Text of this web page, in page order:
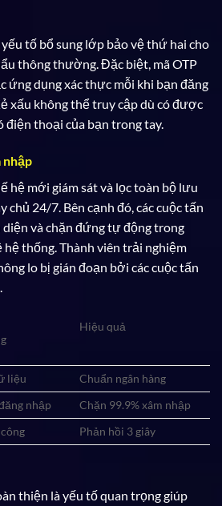
tố bổ sung lớp bảo vệ thứ hai cho
thông thường. Đặc biệt, mã OTP
ứng dụng xác thực mỗi khi bạn đăng
xấu không thể truy cập dù có được
điện thoại của bạn trong tay.
nhập
hệ mới giám sát và lọc toàn bộ lưu
chủ 24/7. Bên cạnh đó, các cuộc tấn
và chặn đứng tự động trong
hệ thống. Thành viên trải nghiệm
lo bị gián đoạn bởi các cuộc tấn
Hiệu quả
liệu
Chuẩn ngân hàng
nhập
Chặn 99.9% xâm nhập
Phản hồi 3 giây
thiện là yếu tố quan trọng giúp